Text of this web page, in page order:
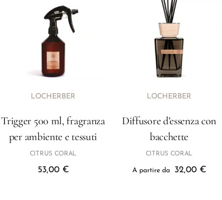
LOCHERBER
Trigger 500 ml, fragranza
per ambiente e tessuti
CITRUS CORAL
53,00 €
LOCHERBER
Diffusore d’essenza con
bacchette
CITRUS CORAL
A partire da 32,00 €